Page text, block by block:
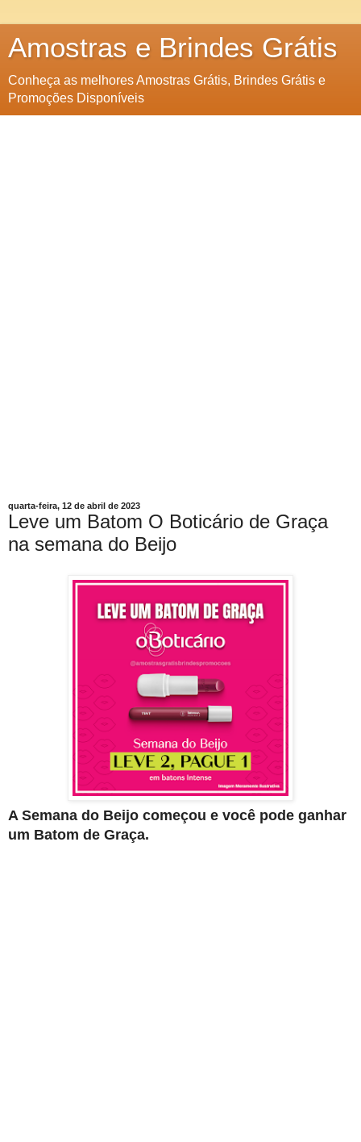
Amostras e Brindes Grátis
Conheça as melhores Amostras Grátis, Brindes Grátis e
Promoções Disponíveis
quarta-feira, 12 de abril de 2023
Leve um Batom O Boticário de Graça
na semana do Beijo
A Semana do Beijo começou e você pode ganhar
um Batom de Graça.